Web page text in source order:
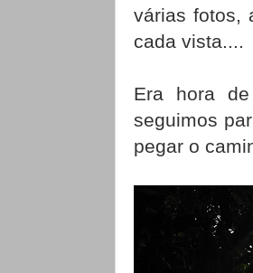
várias fotos,
cada vista....
Era hora
seguimos
pegar o